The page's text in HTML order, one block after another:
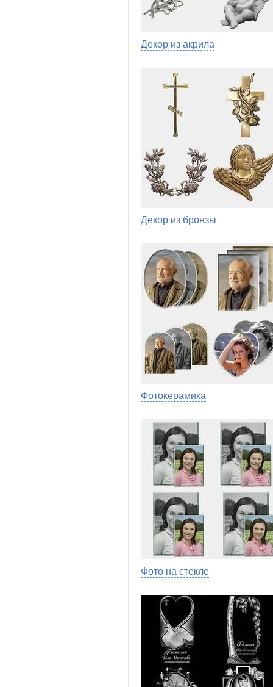
Декор из акрила
Декор из бронзы
Фотокерамика
Фото на стекле